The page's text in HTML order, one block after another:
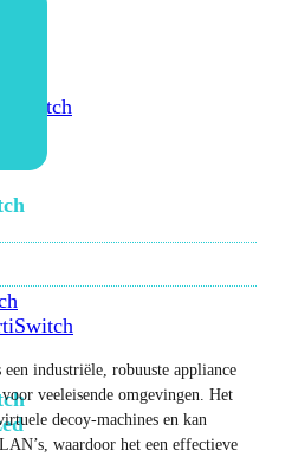
industriële, robuuste appliance
veeleisende omgevingen. Het
decoy-machines en kan
waardoor het een effectieve